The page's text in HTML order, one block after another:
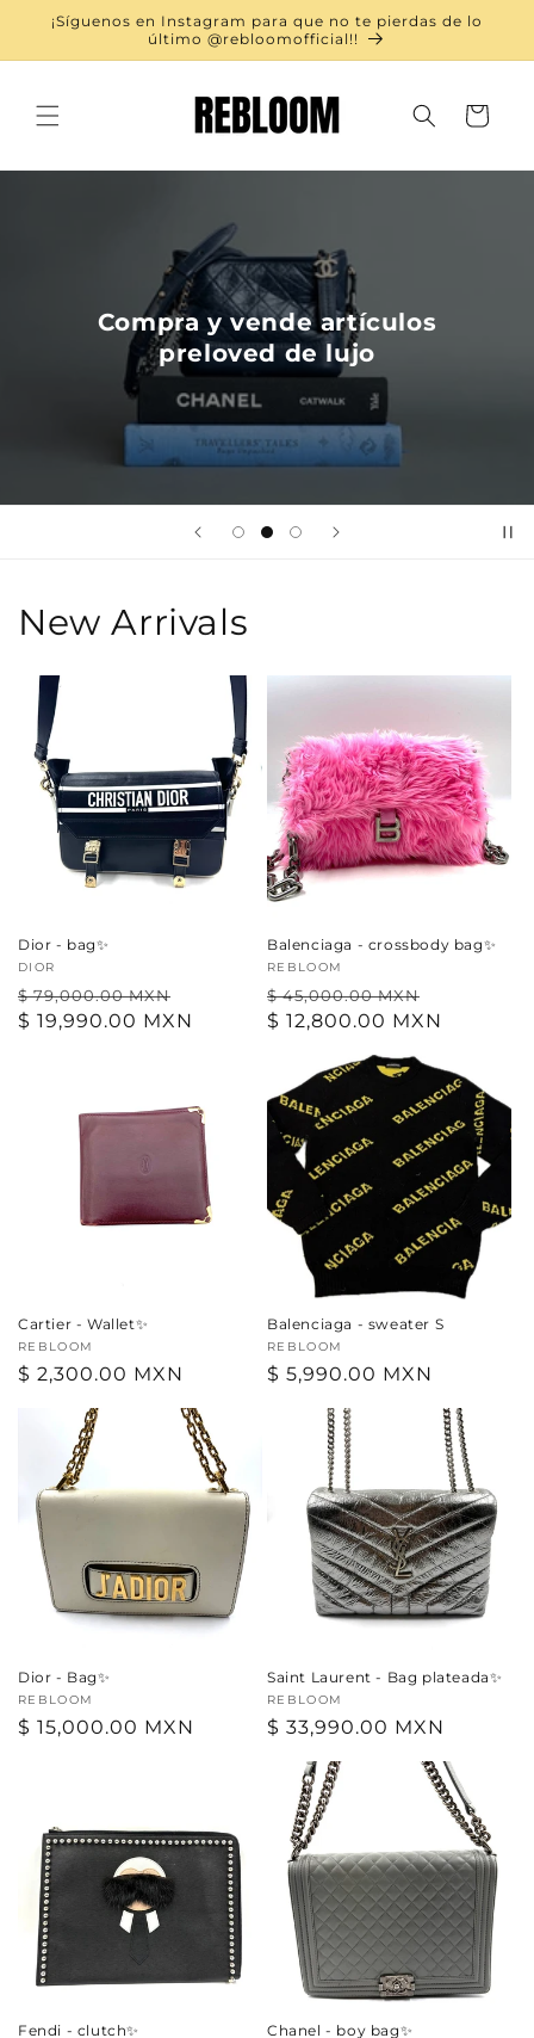
directamente
¡Síguenos en Instagram para que no te pierdas de lo
último @rebloomofficial!!
Carrito
Compra y vende artículos
preloved de lujo
New Arrivals
Dior - bag✨
Proveedor:
DIOR
Precio
habitual
$ 79,000.00 MXN
de
$ 19,990.00 MXN
Balenciaga - crossbody bag✨
Proveedor:
REBLOOM
Precio
habitual
$ 45,000.00 MXN
de
$ 12,800.00 MXN
Cartier - Wallet✨
Proveedor:
REBLOOM
Precio
$ 2,300.00 MXN
Balenciaga - sweater S
Proveedor:
REBLOOM
Precio
$ 5,990.00 MXN
Dior - Bag✨
Proveedor:
REBLOOM
Precio
$ 15,000.00 MXN
Saint Laurent - Bag plateada✨
Proveedor:
REBLOOM
Precio
$ 33,990.00 MXN
Fendi - clutch✨ Chanel - boy bag✨